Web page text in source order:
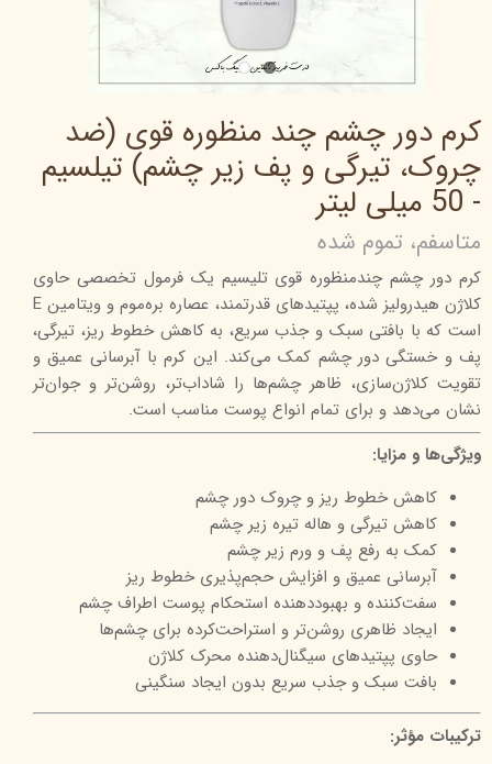
کرم دور چشم چند منظوره قوی (ضد
چروک، تیرگی و پف زیر چشم) تیلسیم
- 50 میلی‌ لیتر
متاسفم، تموم شده
کرم دور چشم چندمنظوره قوی تلیسیم یک فرمول تخصصی حاوی
کلاژن هیدرولیز شده، پپتیدهای قدرتمند، عصاره بره‌موم و ویتامین E
است که با بافتی سبک و جذب سریع، به کاهش خطوط ریز، تیرگی،
پف و خستگی دور چشم کمک می‌کند. این کرم با آبرسانی عمیق و
تقویت کلاژن‌سازی، ظاهر چشم‌ها را شاداب‌تر، روشن‌تر و جوان‌تر
نشان می‌دهد و برای تمام انواع پوست مناسب است.
ویژگی‌ها و مزایا:
کاهش خطوط ریز و چروک دور چشم
کاهش تیرگی و هاله تیره زیر چشم
کمک به رفع پف و ورم زیر چشم
آبرسانی عمیق و افزایش حجم‌پذیری خطوط ریز
سفت‌کننده و بهبوددهنده استحکام پوست اطراف چشم
ایجاد ظاهری روشن‌تر و استراحت‌کرده برای چشم‌ها
حاوی پپتیدهای سیگنال‌دهنده محرک کلاژن
بافت سبک و جذب سریع بدون ایجاد سنگینی
ترکیبات مؤثر: